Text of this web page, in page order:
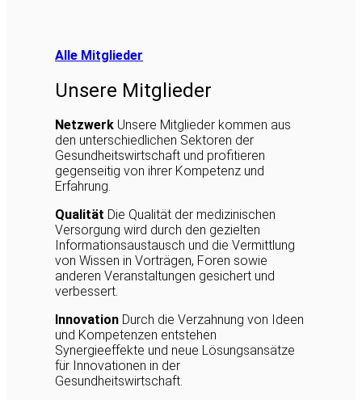
Alle Mitglieder
Unsere Mitglieder
Netzwerk Unsere Mitglieder kommen aus
den unterschiedlichen Sektoren der
Gesundheitswirtschaft und profitieren
gegenseitig von ihrer Kompetenz und
Erfahrung.
Qualität Die Qualität der medizinischen
Versorgung wird durch den gezielten
Informationsaustausch und die Vermittlung
von Wissen in Vorträgen, Foren sowie
anderen Veranstaltungen gesichert und
verbessert.
Innovation Durch die Verzahnung von Ideen
und Kompetenzen entstehen
Synergieeffekte und neue Lösungsansätze
für Innovationen in der
Gesundheitswirtschaft.